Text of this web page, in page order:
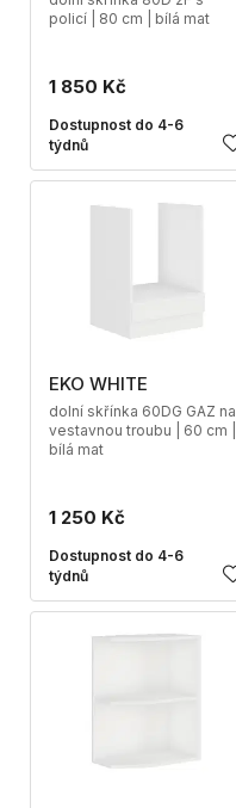
policí | 80 cm | bílá mat
1 850 Kč
Dostupnost do 4-6
týdnů
EKO WHITE
dolní skřínka 60DG GAZ na
vestavnou troubu | 60 cm |
bílá mat
1 250 Kč
Dostupnost do 4-6
týdnů